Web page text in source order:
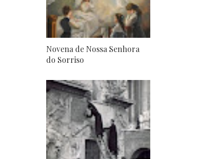
Novena de Nossa Senhora
do Sorriso